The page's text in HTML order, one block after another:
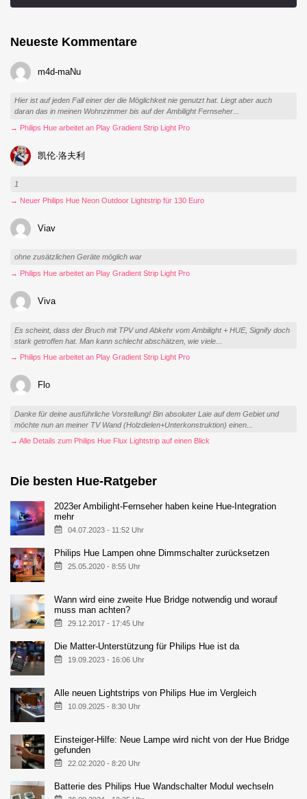
Neueste Kommentare
m4d-maNu
Hier ist auf jeden Fall einer der die Möglichkeit nie genutzt hat. Liegt aber auch
daran das in meinen Wohnzimmer bis auf der Ambilight Fernseher...
→ Philips Hue arbeitet an Play Gradient Strip Light Pro
凯伦·洛夫利
1
→ Neuer Philips Hue Neon Outdoor Lightstrip für 130 Euro
Viav
ohne zusätzlichen Geräte möglich war
→ Philips Hue arbeitet an Play Gradient Strip Light Pro
Viva
Es scheint, dass der Bruch mit TPV und Abkehr vom Ambilight + HUE, Signify doch
stark getroffen hat. Man kann schlecht abschätzen, wie viele...
→ Philips Hue arbeitet an Play Gradient Strip Light Pro
Flo
Danke für deine ausführliche Vorstellung! Bin absoluter Laie auf dem Gebiet und
möchte nun an meiner TV Wand (Holzdielen+Unterkonstruktion) einen...
→ Alle Details zum Philips Hue Flux Lightstrip auf einen Blick
Die besten Hue-Ratgeber
2023er Ambilight-Fernseher haben keine Hue-Integration
mehr
04.07.2023 - 11:52 Uhr
Philips Hue Lampen ohne Dimmschalter zurücksetzen
25.05.2020 - 8:55 Uhr
Wann wird eine zweite Hue Bridge notwendig und worauf
muss man achten?
29.12.2017 - 17:45 Uhr
Die Matter-Unterstützung für Philips Hue ist da
19.09.2023 - 16:06 Uhr
Alle neuen Lightstrips von Philips Hue im Vergleich
10.09.2025 - 8:30 Uhr
Einsteiger-Hilfe: Neue Lampe wird nicht von der Hue Bridge
gefunden
22.02.2020 - 8:20 Uhr
Batterie des Philips Hue Wandschalter Modul wechseln